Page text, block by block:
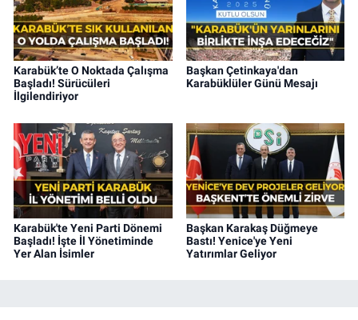
Karabük’te O Noktada Çalışma
Başladı! Sürücüleri
İlgilendiriyor
Başkan Çetinkaya'dan
Karabüklüler Günü Mesajı
Karabük'te Yeni Parti Dönemi
Başladı! İşte İl Yönetiminde
Yer Alan İsimler
Başkan Karakaş Düğmeye
Bastı! Yenice'ye Yeni
Yatırımlar Geliyor